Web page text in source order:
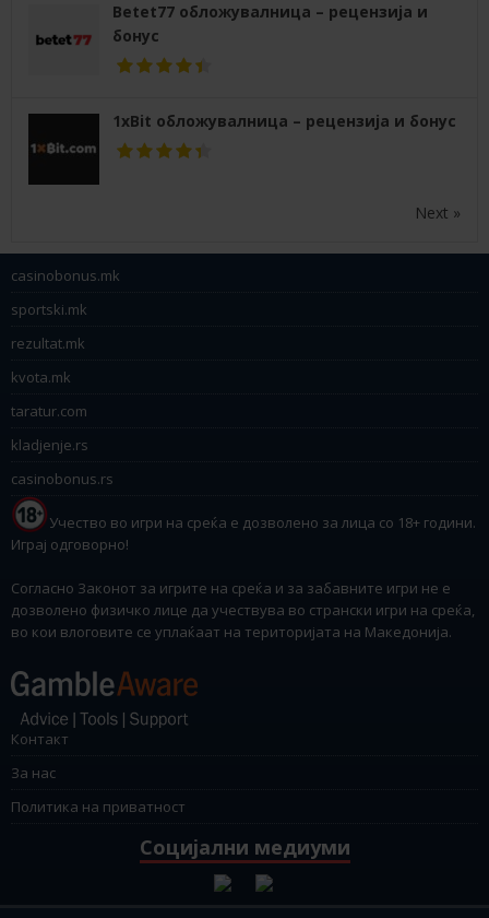
Betet77 обложувалница – рецензија и
бонус
1xBit обложувалница – рецензија и бонус
Next »
casinobonus.mk
sportski.mk
rezultat.mk
kvota.mk
taratur.com
kladjenje.rs
casinobonus.rs
Учество во игри на среќа е дозволено за лица со 18+ години.
Играј одговорно!
Согласно Законот за игрите на среќа и за забавните игри не е
дозволено физичко лице да учествува во странски игри на среќа,
во кои влоговите се уплаќаат на територијата на Македонија.
Контакт
За нас
Политика на приватност
Социјални медиуми